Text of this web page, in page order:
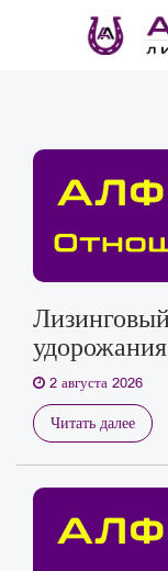
удорожания
2 августа 2026
Читать далее